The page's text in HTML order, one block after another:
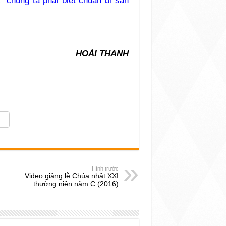
HOÀI THANH
Hình trước
Video giảng lễ Chúa nhật XXI
thường niên năm C (2016)